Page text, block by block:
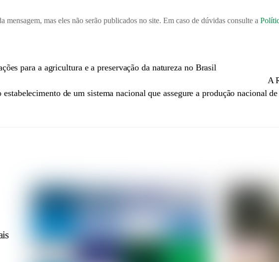
mensagem, mas eles não serão publicados no site. Em caso de dúvidas consulte a
para a agricultura e a preservação da natureza no Brasil
A
estabelecimento de um sistema nacional que assegure a produção nacional